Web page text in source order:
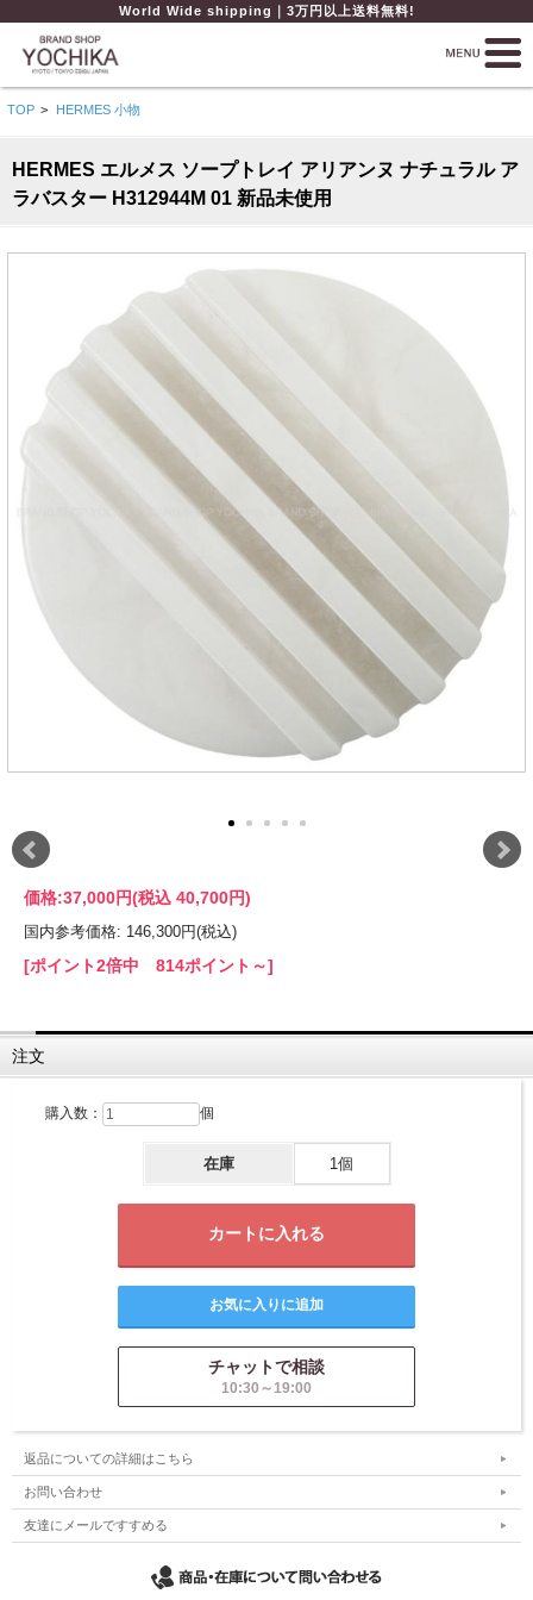
World Wide shipping｜3万円以上送料無料!
TOP > HERMES 小物
HERMES エルメス ソープトレイ アリアンヌ ナチュラル ア
ラバスター H312944M 01 新品未使用
価格:37,000円(税込 40,700円)
国内参考価格: 146,300円(税込)
[ポイント2倍中 814ポイント～]
注文
購入数： 個
在庫 1個
チャットで相談
10:30～19:00
返品についての詳細はこちら
お問い合わせ
友達にメールですすめる